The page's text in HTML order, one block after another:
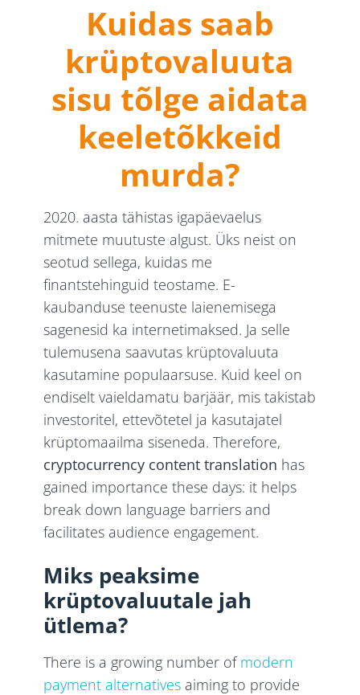
Kuidas saab
krüptovaluuta
sisu tõlge aidata
keeletõkkeid
murda?
2020. aasta tähistas igapäevaelus
mitmete muutuste algust. Üks neist on
seotud sellega, kuidas me
finantstehinguid teostame. E-
kaubanduse teenuste laienemisega
sagenesid ka internetimaksed. Ja selle
tulemusena saavutas krüptovaluuta
kasutamine populaarsuse. Kuid keel on
endiselt vaieldamatu barjäär, mis takistab
investoritel, ettevõtetel ja kasutajatel
krüptomaailma siseneda. Therefore,
cryptocurrency content translation has
gained importance these days: it helps
break down language barriers and
facilitates audience engagement.
Miks peaksime
krüptovaluutale jah
ütlema?
There is a growing number ofmodern
payment alternatives aiming to provide